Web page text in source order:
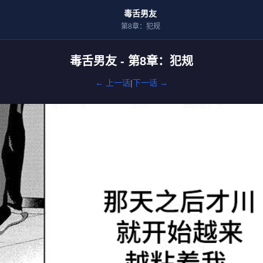
毒舌男友
第8章：犯规
毒舌男友 - 第8章：犯规
← 上一话|下一话 →